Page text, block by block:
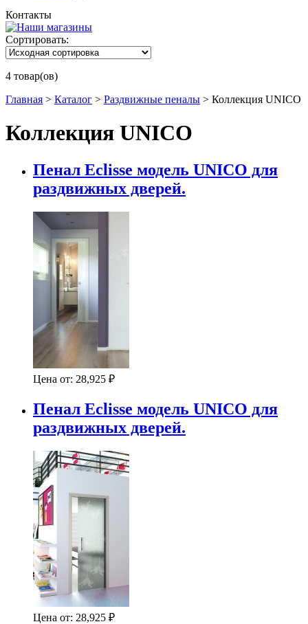
Контакты
Сортировать:
4 товар(ов)
Главная > Каталог > Раздвижные пеналы > Коллекция UNICO
Коллекция UNICO
Пенал Eclisse модель UNICO для
раздвижных дверей.
Цена от: 28,925 ₽
Пенал Eclisse модель UNICO для
раздвижных дверей.
Цена от: 28,925 ₽